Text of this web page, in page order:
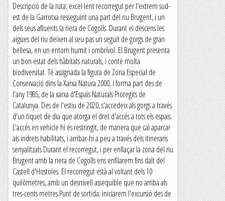
Descripció de la ruta; excel·lent recorregut per l'extrem sud-
est de la Garrotxa resseguint una part del riu Brugent, i un
dels seus afluents la riera de Cogolls. Durant el descens les
aigües del riu deixen al seu pas un seguit de gorgs de gran
bellesa, en un entorn humit i ombrívol. El Brugent presenta
un bon estat dels hàbitats naturals, i conté molta
biodiversitat. Té assignada la figura de Zona Especial de
Conservació dins la Xarxa Natura 2000, i forma part des de
l'any 1985, de la xarxa d'Espais Naturals Protegits de
Catalunya. Des de l'estiu de 2020, s'accedeix als gorgs a través
d'un tiquet de dia que atorga el dret d'accés a tots els espais.
L'accés en vehicle hi és restringit, de manera que cal aparcar
als indrets habilitats, i arribar-hi a peu a través dels itineraris
senyalitzats.Durant el recorregut, i per enllaçar la zona del riu
Brugent amb la riera de Cogolls ens enfilarem fins dalt del
Castell d'Hostoles. El recorregut està al voltant dels 10
quilòmetres, amb un desnivell assequible que no arriba als
tres-cents metres.Punt de sortida; iniciarem l'excursió des de